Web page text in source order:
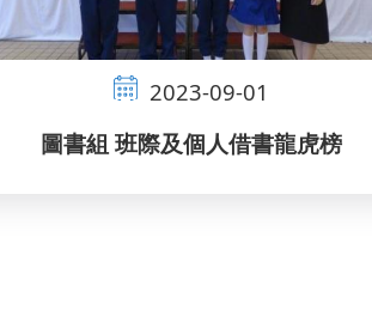
2023-09-01
圖書組 班際及個人借書龍虎榜